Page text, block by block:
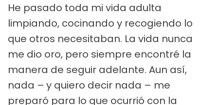
He pasado toda mi vida adulta
limpiando, cocinando y recogiendo lo
que otros necesitaban. La vida nunca
me dio oro, pero siempre encontré la
manera de seguir adelante. Aun así,
nada – y quiero decir nada – me
preparó para lo que ocurrió con la